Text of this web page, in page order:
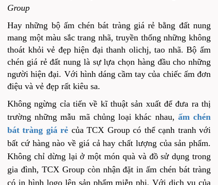
Group
Hay những bộ ấm chén bát tràng giá rẻ bằng đất nung
mang một màu sắc trang nhã, truyền thống những không
thoát khỏi vẻ đẹp hiện đại thanh olichj, tao nhã. Bộ ấm
chén giá rẻ đất nung là sự lựa chọn hàng đầu cho những
người hiện đại. Với hình dáng cầm tay của chiếc ấm đơn
điệu và vẻ đẹp rất kiêu sa.
Không ngừng cỉa tiến về kĩ thuật sản xuất để đưa ra thị
trường những mẫu mã chủng loại khác nhau, ấm chén
bát tràng giá rẻ của TCX Group có thể cạnh tranh với
bất cứ hàng nào về giá cả hay chất lượng của sản phẩm.
Không chỉ dừng lại ở một món quà và đồ sử dụng trong
gia đình, TCX Group còn nhận đặt in ấm chén bát tràng
có in hình logo lên sản phẩm miễn phi. Với dịch vụ của